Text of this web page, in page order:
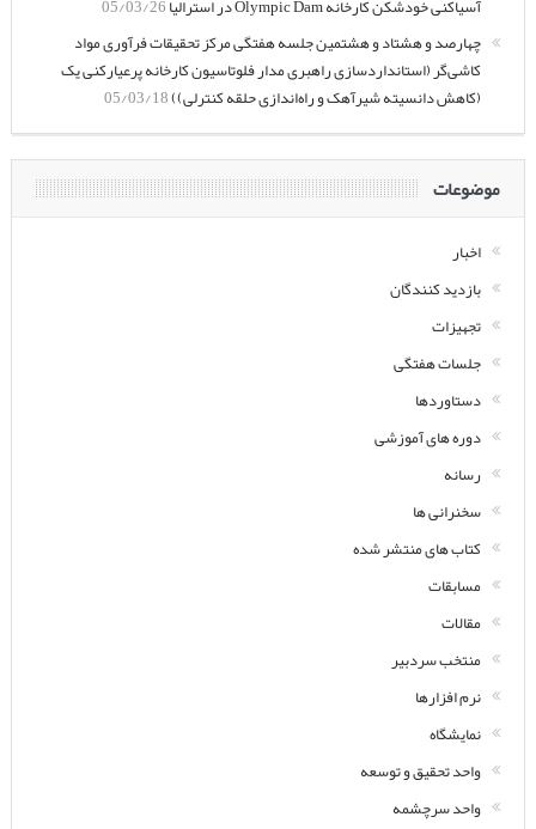
آسیاکنی خودشکن کارخانه Olympic Dam در استرالیا
05/03/26
چهارصد و هشتاد و هشتمین جلسه هفتگی مرکز تحقیقات فرآوری مواد
کاشی‌گر (استانداردسازی راهبری مدار فلوتاسیون کارخانه پرعیارکنی یک
(کاهش دانسیته شیرآهک و راه‌اندازی حلقه کنترلی))05/03/18
موضوعات
اخبار
بازدید کنندگان
تجهیزات
جلسات هفتگی
دستاوردها
دوره های آموزشی
رسانه
سخنرانی ها
کتاب های منتشر شده
مسابقات
مقالات
منتخب سردبیر
نرم افزارها
نمایشگاه
واحد تحقیق و توسعه
واحد سرچشمه